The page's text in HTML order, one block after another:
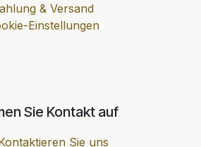
& Versand
Einstellungen
Sie Kontakt auf
Sie uns